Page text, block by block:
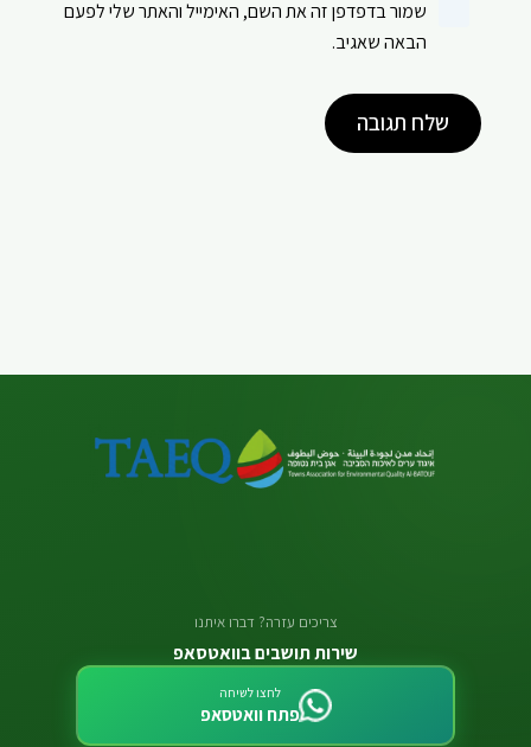
שמור בדפדפן זה את השם, האימייל והאתר שלי לפעם
הבאה שאגיב.
שלח תגובה
צריכים עזרה? דברו איתנו
שירות תושבים בוואטסאפ
לחצו לשיחה
פתח וואטסאפ